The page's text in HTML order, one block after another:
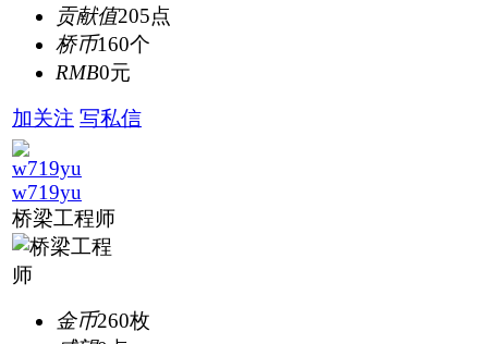
贡献值205点
桥币160个
RMB0元
加关注 写私信
w719yu
桥梁工程师
金币260枚